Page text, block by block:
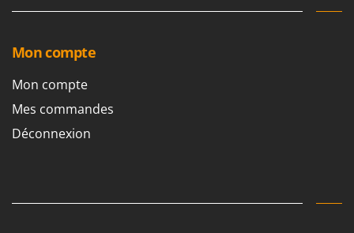
Spiralmac
Spyro
Stanley
Stiga
Stocker
T
Tecla
Mon compte
Mon compte
Mes commandes
Déconnexion